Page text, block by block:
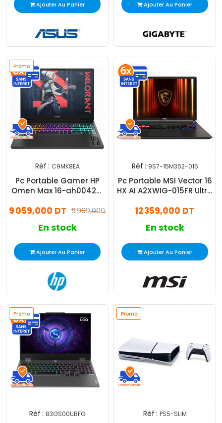
Ajouter Au Panier Ajouter Au Panier
Promo
Réf : C9MK8EA
Pc Portable Gamer HP
Omen Max 16-ah0042nf
Windows 119 999,000 DT
9 059,000 DT
En stock
Ajouter Au Panier
Réf : 9S7-15M352-015
Pc Portable MSI Vector 16
HX AI A2XWIG-015FR Ultra
Windows 11
12 359,000 DT
En stock
Ajouter Au Panier
Promo
Réf : 83GS00UBFG
Promo
Réf : PS5-SLIM